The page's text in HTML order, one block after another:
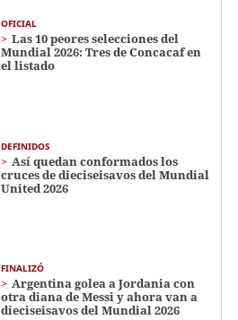
OFICIAL
Las 10 peores selecciones del
Mundial 2026: Tres de Concacaf en
el listado
DEFINIDOS
Así quedan conformados los
cruces de dieciseisavos del Mundial
United 2026
FINALIZÓ
Argentina golea a Jordania con
otra diana de Messi y ahora van a
dieciseisavos del Mundial 2026